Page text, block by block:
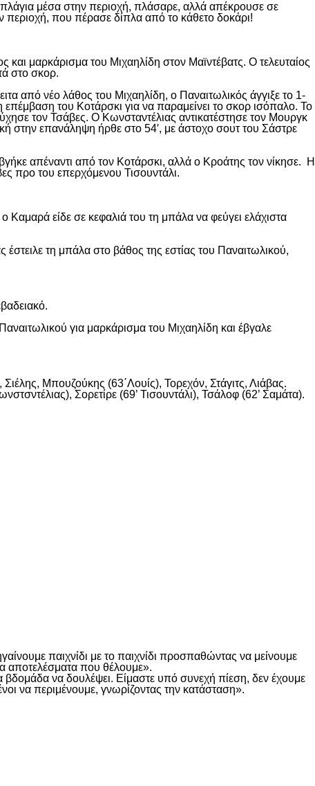
μέσα στην περιοχή, πλάσαρε, αλλά απέκρουσε σε
περιοχή, που πέρασε δίπλα από το κάθετο δοκάρι!
μαρκάρισμα του Μιχαηλίδη στον Μαϊντέβατς. Ο τελευταίος
στο σκορ.
από νέο λάθος του Μιχαηλίδη, ο Παναιτωλικός άγγιξε το 1-
του Κοτάρσκι για να παραμείνει το σκορ ισόπαλο. Το
τον Τσάβες. Ο Κωνσταντέλιας αντικατέστησε τον Μουργκ
στην επανάληψη ήρθε στο 54′, με άστοχο σουτ του Σάστρε
απέναντι από τον Κοτάρσκι, αλλά ο Κροάτης τον νίκησε. Η
προ του επερχόμενου Τισουντάλι.
είδε σε κεφαλιά του τη μπάλα να φεύγει ελάχιστα
τη μπάλα στο βάθος της εστίας του Παναιτωλικού,
για μαρκάρισμα του Μιχαηλίδη και έβγαλε
Μπουζούκης (63΄Λουίς), Τορεχόν, Στάγιτς, Λιάβας.
Σορετίρε (69’ Τισουντάλι), Τσάλοφ (62’ Σαμάτα).
παιχνίδι με το παιχνίδι προσπαθώντας να μείνουμε
αποτελέσματα που θέλουμε».
βδομάδα να δουλέψει. Είμαστε υπό συνεχή πίεση, δεν έχουμε
να περιμένουμε, γνωρίζοντας την κατάσταση».